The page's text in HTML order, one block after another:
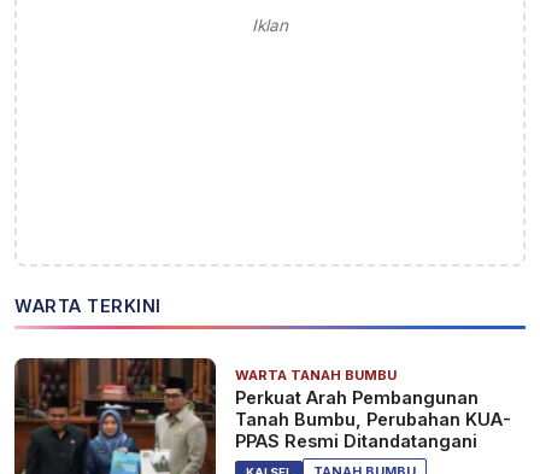
Iklan
WARTA TERKINI
WARTA TANAH BUMBU
Perkuat Arah Pembangunan
Tanah Bumbu, Perubahan KUA-
PPAS Resmi Ditandatangani